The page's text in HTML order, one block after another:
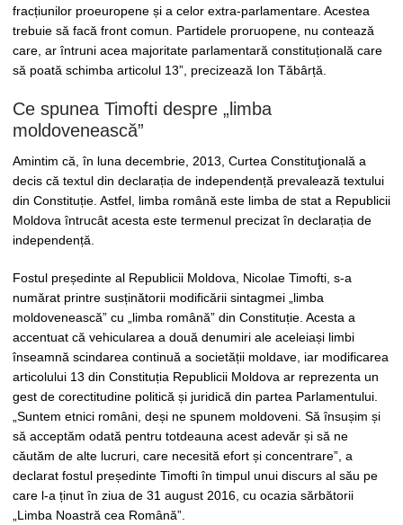
fracțiunilor proeuropene și a celor extra-parlamentare. Acestea
trebuie să facă front comun. Partidele proruopene, nu contează
care, ar întruni acea majoritate parlamentară constituțională care
să poată schimba articolul 13”, precizează Ion Tăbârță.
Ce spunea Timofti despre „limba
moldovenească”
Amintim că, în luna decembrie, 2013, Curtea Constituţională a
decis că textul din declarația de independență prevalează textului
din Constituție. Astfel, limba română este limba de stat a Republicii
Moldova întrucât acesta este termenul precizat în declarația de
independență.
Fostul președinte al Republicii Moldova, Nicolae Timofti, s-a
numărat printre susținătorii modificării sintagmei „limba
moldovenească” cu „limba română” din Constituție. Acesta a
accentuat că vehicularea a două denumiri ale aceleiași limbi
înseamnă scindarea continuă a societății moldave, iar modificarea
articolului 13 din Constituția Republicii Moldova ar reprezenta un
gest de corectitudine politică și juridică din partea Parlamentului.
„Suntem etnici români, deși ne spunem moldoveni. Să însușim și
să acceptăm odată pentru totdeauna acest adevăr și să ne
căutăm de alte lucruri, care necesită efort și concentrare”, a
declarat fostul președinte Timofti în timpul unui discurs al său pe
care l-a ținut în ziua de 31 august 2016, cu ocazia sărbătorii
„Limba Noastră cea Română”.